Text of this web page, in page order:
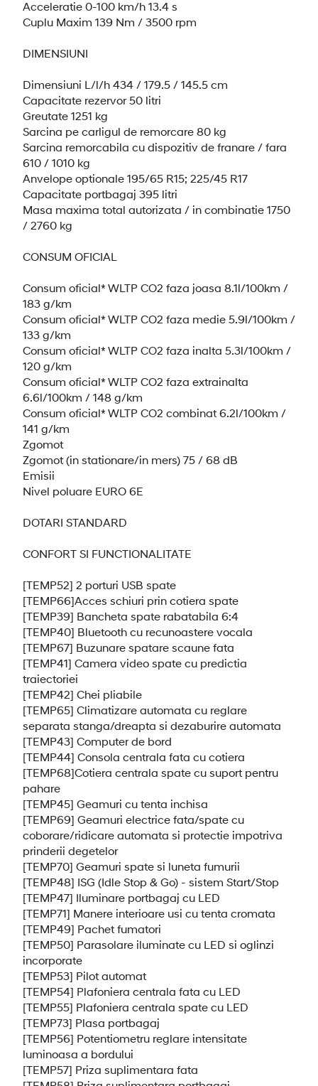
Acceleratie 0-100 km/h 13.4 s
Cuplu Maxim 139 Nm / 3500 rpm
DIMENSIUNI
Dimensiuni L/l/h 434 / 179.5 / 145.5 cm
Capacitate rezervor 50 litri
Greutate 1251 kg
Sarcina pe carligul de remorcare 80 kg
Sarcina remorcabila cu dispozitiv de franare / fara
610 / 1010 kg
Anvelope optionale 195/65 R15; 225/45 R17
Capacitate portbagaj 395 litri
Masa maxima total autorizata / in combinatie 1750
/ 2760 kg
CONSUM OFICIAL
Consum oficial* WLTP CO2 faza joasa 8.1l/100km /
183 g/km
Consum oficial* WLTP CO2 faza medie 5.9l/100km /
133 g/km
Consum oficial* WLTP CO2 faza inalta 5.3l/100km /
120 g/km
Consum oficial* WLTP CO2 faza extrainalta
6.6l/100km / 148 g/km
Consum oficial* WLTP CO2 combinat 6.2l/100km /
141 g/km
Zgomot
Zgomot (in stationare/in mers) 75 / 68 dB
Emisii
Nivel poluare EURO 6E
DOTARI STANDARD
CONFORT SI FUNCTIONALITATE
[TEMP52] 2 porturi USB spate
[TEMP66]Acces schiuri prin cotiera spate
[TEMP39] Bancheta spate rabatabila 6:4
[TEMP40] Bluetooth cu recunoastere vocala
[TEMP67] Buzunare spatare scaune fata
[TEMP41] Camera video spate cu predictia
traiectoriei
[TEMP42] Chei pliabile
[TEMP65] Climatizare automata cu reglare
separata stanga/dreapta si dezaburire automata
[TEMP43] Computer de bord
[TEMP44] Consola centrala fata cu cotiera
[TEMP68]Cotiera centrala spate cu suport pentru
pahare
[TEMP45] Geamuri cu tenta inchisa
[TEMP69] Geamuri electrice fata/spate cu
coborare/ridicare automata si protectie impotriva
prinderii degetelor
[TEMP70] Geamuri spate si luneta fumurii
[TEMP48] ISG (Idle Stop & Go) - sistem Start/Stop
[TEMP47] Iluminare portbagaj cu LED
[TEMP71] Manere interioare usi cu tenta cromata
[TEMP49] Pachet fumatori
[TEMP50] Parasolare iluminate cu LED si oglinzi
incorporate
[TEMP53] Pilot automat
[TEMP54] Plafoniera centrala fata cu LED
[TEMP55] Plafoniera centrala spate cu LED
[TEMP73] Plasa portbagaj
[TEMP56] Potentiometru reglare intensitate
luminoasa a bordului
[TEMP57] Priza suplimentara fata